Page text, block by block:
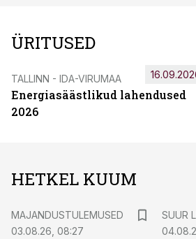
ÜRITUSED
TALLINN - IDA-VIRUMAA
Energiasäästlikud lahendused
2026
HETKEL KUUM
MAJANDUSTULEMUSED
03.08.26, 08:27
SUUR